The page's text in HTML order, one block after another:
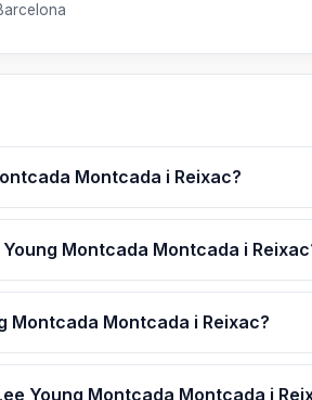
Montcada i Reixac?
Montcada Montcada i
Montcada Montcada i Reixac?
Young Montcada Montcada i